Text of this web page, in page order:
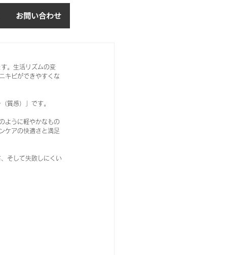
お問い合わせ
。生活リズムの変
キビができやすくな
質感）」です。
ように軽やかなもの
ケアの快適さと満足
そして失敗しにくい